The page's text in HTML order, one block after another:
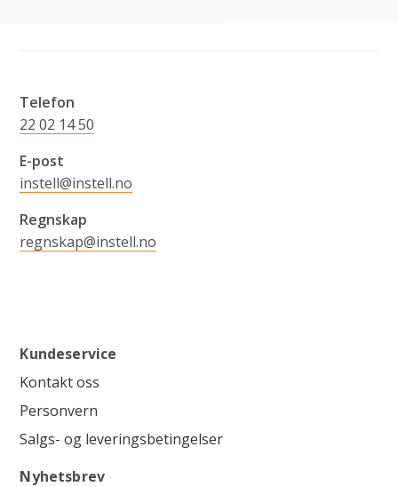
Telefon
22 02 14 50
E-post
instell@instell.no
Regnskap
regnskap@instell.no
Kundeservice
Kontakt oss
Personvern
Salgs- og leveringsbetingelser
Nyhetsbrev